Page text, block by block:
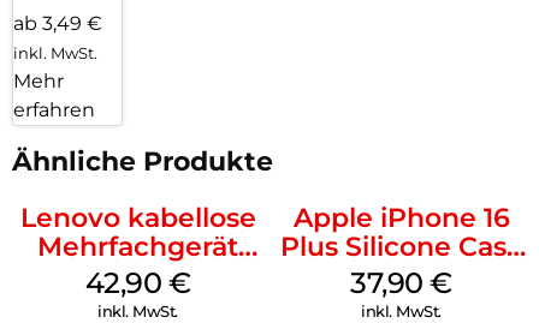
ab 3,49 €
inkl. MwSt.
Mehr
erfahren
Ähnliche Produkte
Lenovo kabellose
Mehrfachgerät
Luna Grey
42,90 €
inkl. MwSt.
Apple iPhone 16
Plus Silicone Case
MagSafe Lake
Green
37,90€
inkl. MwSt.